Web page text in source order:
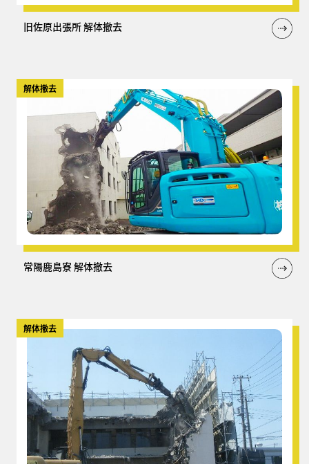
旧佐原出張所 解体撤去
解体撤去
常陽鹿島寮 解体撤去
解体撤去